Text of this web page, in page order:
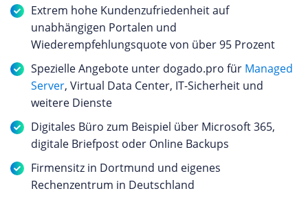
Extrem hohe Kundenzufriedenheit auf
unabhängigen Portalen und
Wiederempfehlungsquote von über 95 Prozent
Spezielle Angebote unter dogado.pro für Managed
Server, Virtual Data Center, IT-Sicherheit und
weitere Dienste
Digitales Büro zum Beispiel über Microsoft 365,
digitale Briefpost oder Online Backups
Firmensitz in Dortmund und eigenes
Rechenzentrum in Deutschland